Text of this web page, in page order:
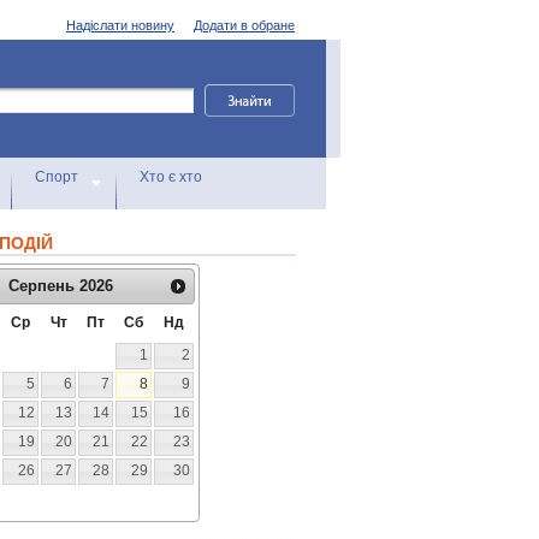
Додати в обране
Надіслати новину
Спорт Хто є хто
Серпень 2026
Ср Чт Пт Сб
Нд
1
2
5 6 7 8
9
12 13 14 15
16
19 20 21 22
23
26 27 28 29
30